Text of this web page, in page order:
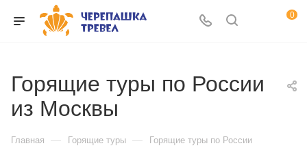
0
Горящие туры по России
из Москвы
Главная — Горящие туры — Горящие туры по России